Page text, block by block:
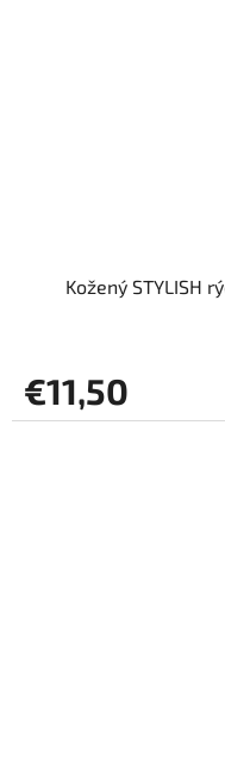
Kožený STYLISH
€11,50